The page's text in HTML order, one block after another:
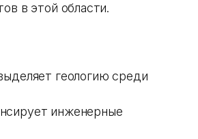
в этой области.
геологию среди
инженерные